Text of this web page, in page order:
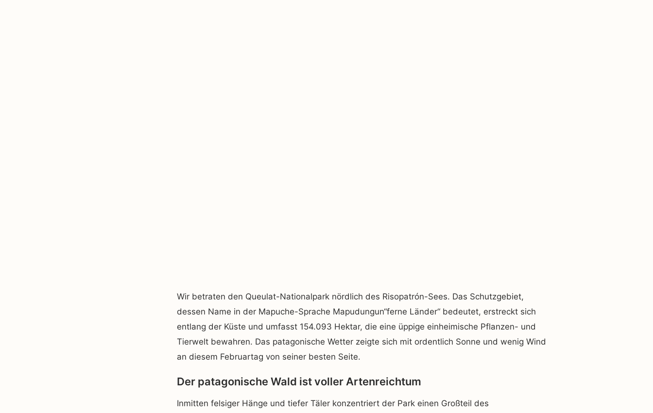
Wir betraten den Queulat-Nationalpark nördlich des Risopatrón-Sees. Das Schutzgebiet,
dessen Name in der Mapuche-Sprache Mapudungun“ferne Länder“ bedeutet, erstreckt sich
entlang der Küste und umfasst 154.093 Hektar, die eine üppige einheimische Pflanzen- und
Tierwelt bewahren. Das patagonische Wetter zeigte sich mit ordentlich Sonne und wenig Wind
an diesem Februartag von seiner besten Seite.
Der patagonische Wald ist voller Artenreichtum
Inmitten felsiger Hänge und tiefer Täler konzentriert der Park einen Großteil des